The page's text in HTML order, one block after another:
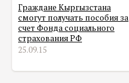
Граждане Кыргызстана
смогут получать пособия за
счет Фонда социального
страхования РФ
25.09.15